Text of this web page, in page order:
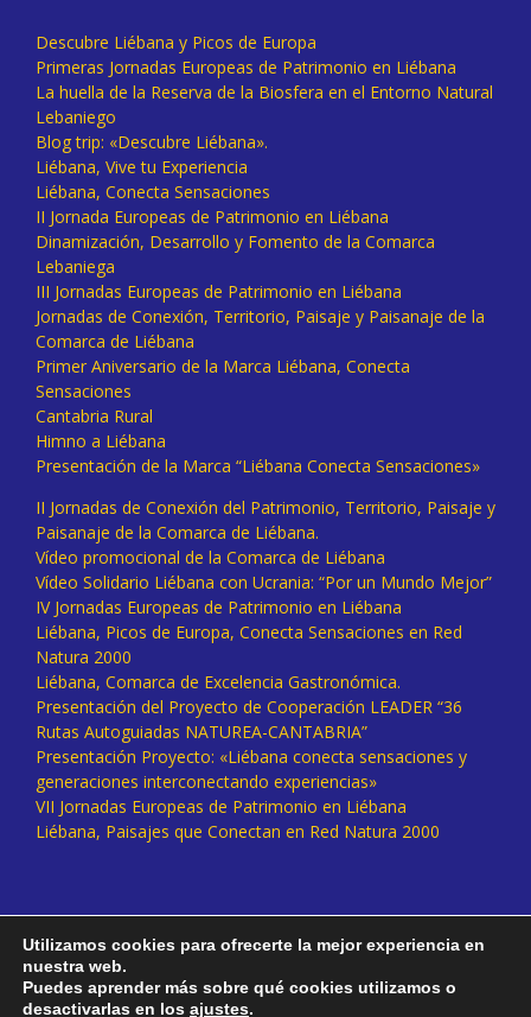
Descubre Liébana y Picos de Europa
Primeras Jornadas Europeas de Patrimonio en Liébana
La huella de la Reserva de la Biosfera en el Entorno Natural
Lebaniego
Blog trip: «Descubre Liébana».
Liébana, Vive tu Experiencia
Liébana, Conecta Sensaciones
II Jornada Europeas de Patrimonio en Liébana
Dinamización, Desarrollo y Fomento de la Comarca
Lebaniega
III Jornadas Europeas de Patrimonio en Liébana
Jornadas de Conexión, Territorio, Paisaje y Paisanaje de la
Comarca de Liébana
Primer Aniversario de la Marca Liébana, Conecta
Sensaciones
Cantabria Rural
Himno a Liébana
Presentación de la Marca “Liébana Conecta Sensaciones»
II Jornadas de Conexión del Patrimonio, Territorio, Paisaje y
Paisanaje de la Comarca de Liébana.
Vídeo promocional de la Comarca de Liébana
Vídeo Solidario Liébana con Ucrania: “Por un Mundo Mejor”
IV Jornadas Europeas de Patrimonio en Liébana
Liébana, Picos de Europa, Conecta Sensaciones en Red
Natura 2000
Liébana, Comarca de Excelencia Gastronómica.
Presentación del Proyecto de Cooperación LEADER “36
Rutas Autoguiadas NATUREA-CANTABRIA”
Presentación Proyecto: «Liébana conecta sensaciones y
generaciones interconectando experiencias»
VII Jornadas Europeas de Patrimonio en Liébana
Liébana, Paisajes que Conectan en Red Natura 2000
Utilizamos cookies para ofrecerte la mejor experiencia en
nuestra web.
Puedes aprender más sobre qué cookies utilizamos o
desactivarlas en los ajustes.